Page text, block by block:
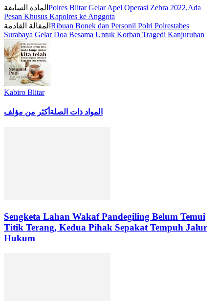
المادة السابقة Polres Blitar Gelar Apel Operasi Zebra 2022,Ada
Pesan Khusus Kapolres ke Anggota
المقالة القادمة Ribuan Bonek dan Personil Polri Polrestabes
Surabaya Gelar Doa Besama Untuk Korban Tragedi Kanjuruhan
Kabiro Blitar
المواد ذات الصلة أكثر من مؤلف
Sengketa Lahan Wakaf Pandegiling Belum Temui
Titik Terang, Kedua Pihak Sepakat Tempuh Jalur
Hukum